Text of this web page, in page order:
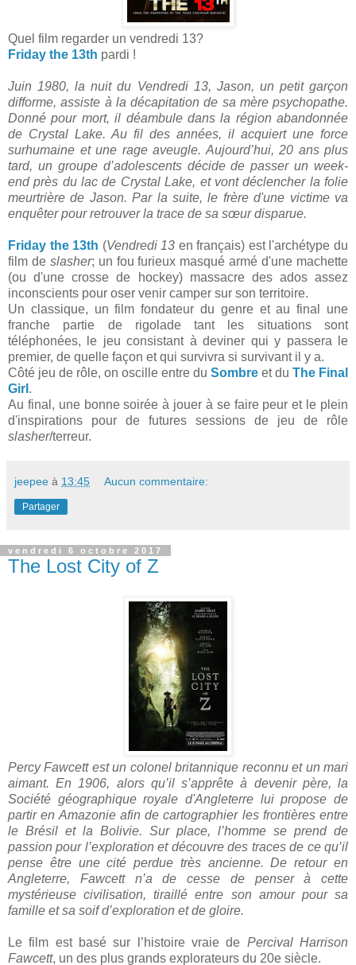
Quel film regarder un vendredi 13?
Friday the 13th pardi !
Juin 1980, la nuit du Vendredi 13, Jason, un petit garçon
difforme, assiste à la décapitation de sa mère psychopathe.
Donné pour mort, il déambule dans la région abandonnée
de Crystal Lake. Au fil des années, il acquiert une force
surhumaine et une rage aveugle. Aujourd’hui, 20 ans plus
tard, un groupe d’adolescents décide de passer un week-
end près du lac de Crystal Lake, et vont déclencher la folie
meurtrière de Jason. Par la suite, le frère d'une victime va
enquêter pour retrouver la trace de sa sœur disparue.
Friday the 13th (Vendredi 13 en français) est l'archétype du
film de slasher; un fou furieux masqué armé d'une machette
(ou d'une crosse de hockey) massacre des ados assez
inconscients pour oser venir camper sur son territoire.
Un classique, un film fondateur du genre et au final une
franche partie de rigolade tant les situations sont
téléphonées, le jeu consistant à deviner qui y passera le
premier, de quelle façon et qui survivra si survivant il y a.
Côté jeu de rôle, on oscille entre du Sombre et du The Final
Girl .
Au final, une bonne soirée à jouer à se faire peur et le plein
d'inspirations pour de futures sessions de jeu de rôle
slasher/terreur.
jeepee à 13:45 Aucun commentaire:
Partager
vendredi 6 octobre 2017
The Lost City of Z
Percy Fawcett est un colonel britannique reconnu et un mari
aimant. En 1906, alors qu’il s’apprête à devenir père, la
Société géographique royale d'Angleterre lui propose de
partir en Amazonie afin de cartographier les frontières entre
le Brésil et la Bolivie. Sur place, l’homme se prend de
passion pour l’exploration et découvre des traces de ce qu’il
pense être une cité perdue très ancienne. De retour en
Angleterre, Fawcett n’a de cesse de penser à cette
mystérieuse civilisation, tiraillé entre son amour pour sa
famille et sa soif d’exploration et de gloire.
Le film est basé sur l’histoire vraie de Percival Harrison
Fawcett, un des plus grands explorateurs du 20e siècle.